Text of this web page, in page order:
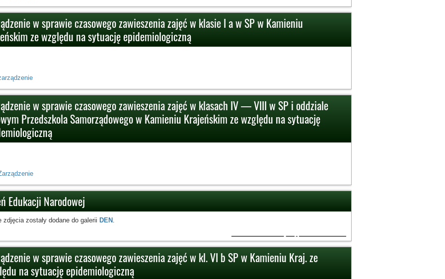
w sprawie czasowego zawieszenia zajęć w klasie I a w SP w Kamieniu
ze względu na sytuację epidemiologiczną
w sprawie czasowego zawieszenia zajęć w klasach IV — VIII w SP i oddziale
Przedszkola Samorządowego w Kamieniu Krajeńskim ze względu na sytuację
Edukacji Narodowej
zdjęcia zostały dodane do galerii DEN .
2
w sprawie czasowego zawieszenia zajęć w kl. VI b SP w Kamieniu Kraj. ze
na sytuację epidemiologiczną